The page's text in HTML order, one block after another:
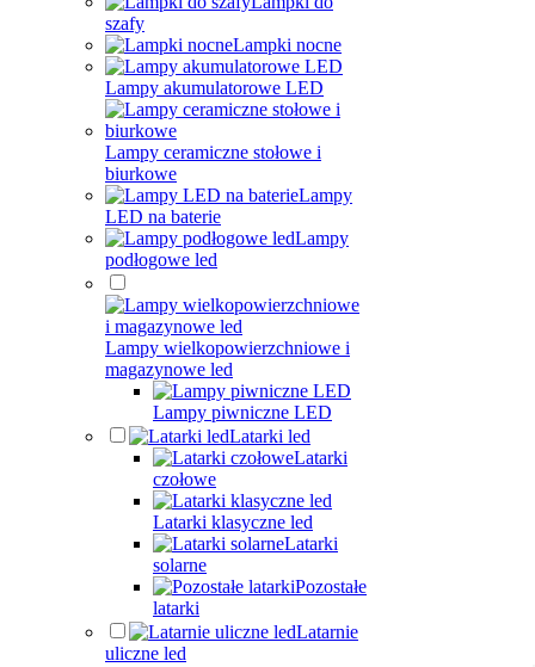
szafy
Lampki nocne
Lampy akumulatorowe LED
Lampy ceramiczne stołowe i
biurkowe
Lampy
LED na baterie
Lampy
podłogowe led
Lampy wielkopowierzchniowe i
magazynowe led
Lampy piwniczne LED
Latarki led
Latarki
czołowe
Latarki klasyczne led
Latarki
solarne
Pozostałe
latarki
Latarnie
uliczne led